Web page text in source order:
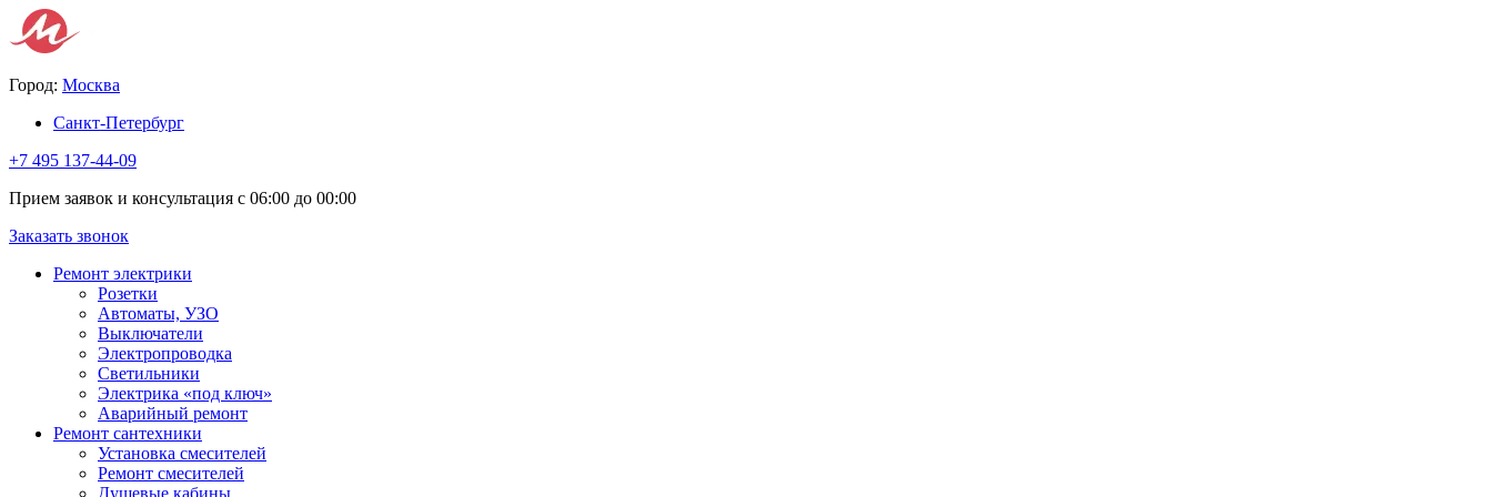
Город: Москва
Санкт-Петербург
+7 495 137-44-09
Прием заявок и консультация с 06:00 до 00:00
Заказать звонок
Ремонт электрики
Розетки
Автоматы, УЗО
Выключатели
Электропроводка
Светильники
Электрика «под ключ»
Аварийный ремонт
Ремонт сантехники
Установка смесителей
Ремонт смесителей
Душевые кабины